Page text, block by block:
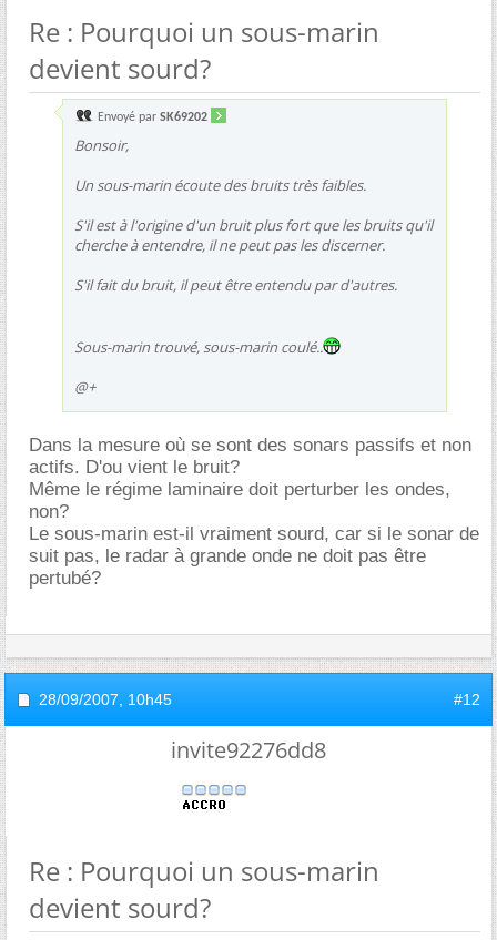
Re : Pourquoi un sous-marin
devient sourd?
Envoyé par SK69202
Bonsoir,
Un sous-marin écoute des bruits très faibles.
S'il est à l'origine d'un bruit plus fort que les bruits qu'il
cherche à entendre, il ne peut pas les discerner.
S'il fait du bruit, il peut être entendu par d'autres.
Sous-marin trouvé, sous-marin coulé..
@+
Dans la mesure où se sont des sonars passifs et non
actifs. D'ou vient le bruit?
Même le régime laminaire doit perturber les ondes,
non?
Le sous-marin est-il vraiment sourd, car si le sonar de
suit pas, le radar à grande onde ne doit pas être
pertubé?
28/09/2007, 10h45 #12
invite92276dd8
Re : Pourquoi un sous-marin
devient sourd?